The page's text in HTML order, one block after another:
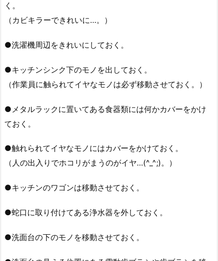
く。
（カビキラーできれいに…。）
●洗濯機周辺をきれいにしておく。
●キッチンシンク下のモノを出しておく。
（作業員に触られてイヤなモノは必ず移動させておく。）
●メタルラックに置いてある食器類には何かカバーをかけ
ておく。
●触れられてイヤなモノにはカバーをかけておく。
（人の出入りでホコリがまうのがイヤ…(^_^;)。）
●キッチンのワゴンは移動させておく。
●蛇口に取り付けてある浄水器を外しておく。
●洗面台の下のモノを移動させておく。